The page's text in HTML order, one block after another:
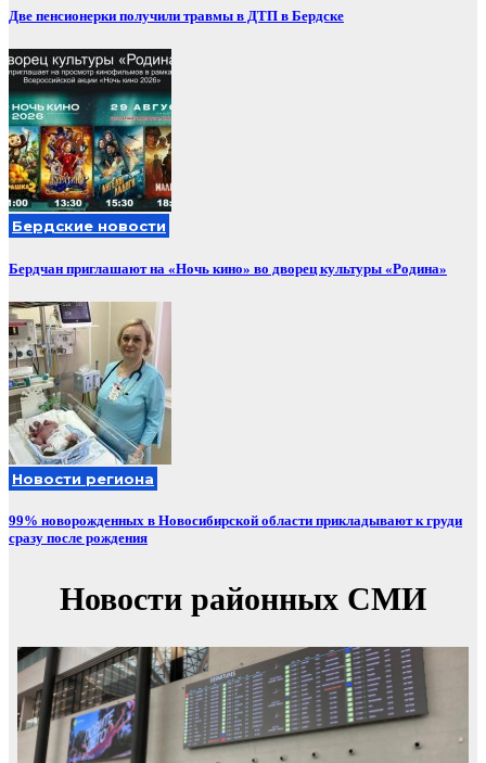
Две пенсионерки получили травмы в ДТП в Бердске
Бердские новости
Бердчан приглашают на «Ночь кино» во дворец культуры «Родина»
Новости региона
99% новорожденных в Новосибирской области прикладывают к груди
сразу после рождения